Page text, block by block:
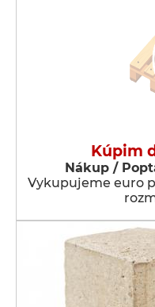
Kúpim
Nákup /
Vykupujeme euro